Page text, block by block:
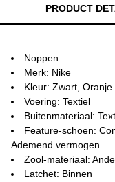
PRODUCT
Noppen
Merk: Nike
Kleur: Zwart, Oranje
Voering: Textiel
Buitenmateriaal:
Feature-schoen:
Ademend vermogen
Zool-materiaal:
Latchet: Binnen